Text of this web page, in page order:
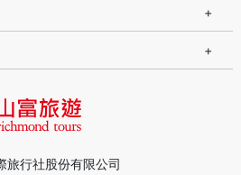
旅行社股份有限公司